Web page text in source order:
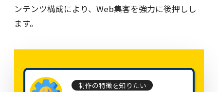
ンテンツ構成により、Web集客を強力に後押しし
ます。
制作の特徴を知りたい